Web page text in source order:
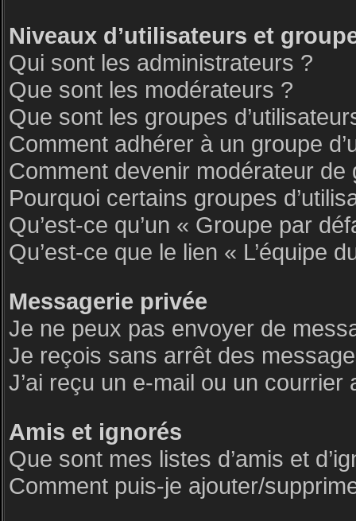
Niveaux d’utilisateurs et
Qui sont les administrateurs ?
Que sont les modérateurs ?
Que sont les groupes
Comment adhérer à un groupe
Comment devenir modérateur de
Pourquoi certains groupes
Qu’est-ce qu’un « Groupe par
Qu’est-ce que le lien « L’équipe
Messagerie privée
Je ne peux pas envoyer de
Je reçois sans arrêt des
J’ai reçu un e-mail ou un courrier
Amis et ignorés
Que sont mes listes d’amis et
Comment puis-je ajouter/